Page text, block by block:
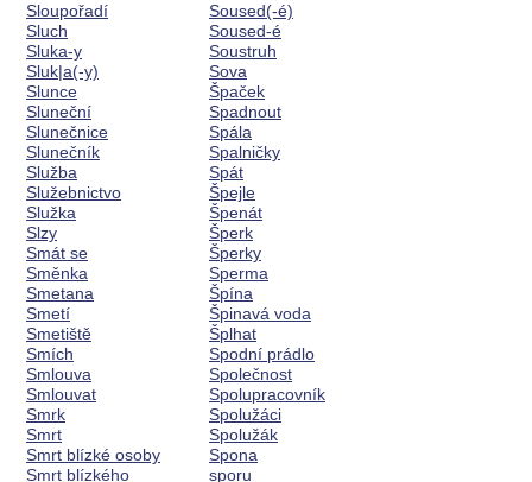
Sloupořadí
Sluch
Sluka-y
Sluk|a(-y)
Slunce
Sluneční
Slunečnice
Slunečník
Služba
Služebnictvo
Služka
Slzy
Smát se
Směnka
Smetana
Smetí
Smetiště
Smích
Smlouva
Smlouvat
Smrk
Smrt
Smrt blízké osoby
Smrt blízkého
Soused(-é)
Soused-é
Soustruh
Sova
Špaček
Spadnout
Spála
Spalničky
Spát
Špejle
Špenát
Šperk
Šperky
Sperma
Špína
Špinavá voda
Šplhat
Spodní prádlo
Společnost
Spolupracovník
Spolužáci
Spolužák
Spona
sporu